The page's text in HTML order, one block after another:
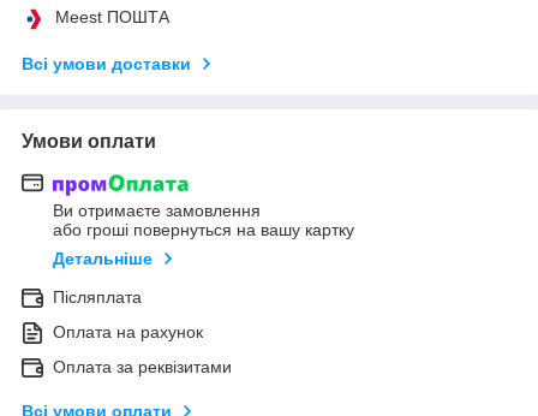
Meest ПОШТА
Всі умови доставки
Умови оплати
Ви отримаєте замовлення
або гроші повернуться на вашу картку
Детальніше
Післяплата
Оплата на рахунок
Оплата за реквізитами
Всі умови оплати